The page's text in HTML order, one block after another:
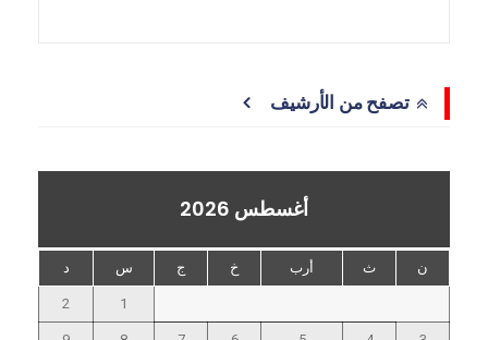
تصفح من الأرشيف
أغسطس 2026
ن ث أرب خ ج س د
1
2